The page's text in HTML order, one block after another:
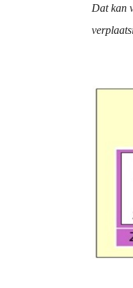
Dat kan